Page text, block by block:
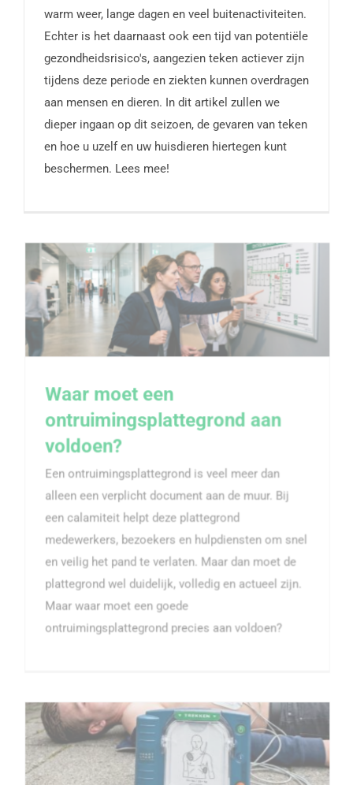
warm weer, lange dagen en veel buitenactiviteiten.
Echter is het daarnaast ook een tijd van potentiële
gezondheidsrisico's, aangezien teken actiever zijn
tijdens deze periode en ziekten kunnen overdragen
aan mensen en dieren. In dit artikel zullen we
dieper ingaan op dit seizoen, de gevaren van teken
en hoe u uzelf en uw huisdieren hiertegen kunt
beschermen. Lees mee!
Waar moet een ontruimingsplattegrond aan
Waar moet een
ontruimingsplattegrond aan
voldoen?
Een ontruimingsplattegrond is veel meer dan
alleen een verplicht document aan de muur. Bij
een calamiteit helpt deze plattegrond
medewerkers, bezoekers en hulpdiensten om snel
en veilig het pand te verlaten. Maar dan moet de
plattegrond wel duidelijk, volledig en actueel zijn.
Maar waar moet een goede
ontruimingsplattegrond precies aan voldoen?